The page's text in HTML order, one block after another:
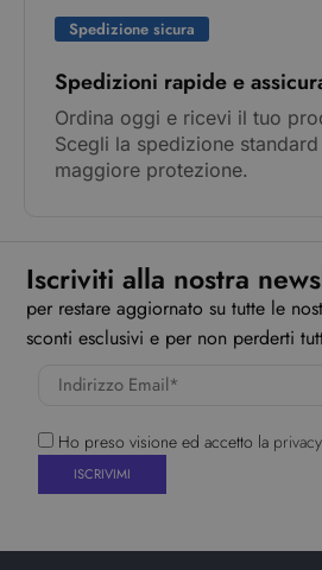
Spedizione sicura
Spedizioni rapide e
Ordina oggi e ricevi il tuo
Scegli la spedizione
maggiore protezione.
Iscriviti alla nostra
per restare aggiornato su tutte le
sconti esclusivi e per non perderti
Ho preso visione ed accetto la